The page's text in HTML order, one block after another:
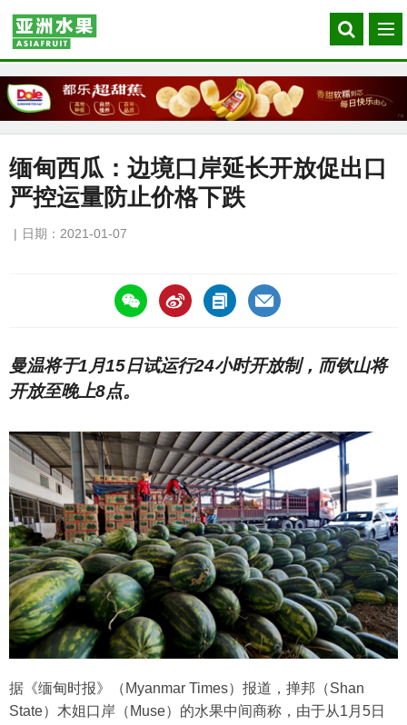
Search
our
菜
单
缅甸西瓜：边境口岸延长开放促出口
严控运量防止价格下跌
日期：2021-01-07
https://asiafruitchina.net/20371.html
曼温将于1月15日试运行24小时开放制，而钦山将
开放至晚上8点。
据《缅甸时报》（Myanmar Times）报道，掸邦（Shan
State）木姐口岸（Muse）的水果中间商称，由于从1月5日